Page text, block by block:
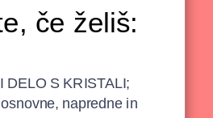
če želiš:
DELO S KRISTALI;
napredne in